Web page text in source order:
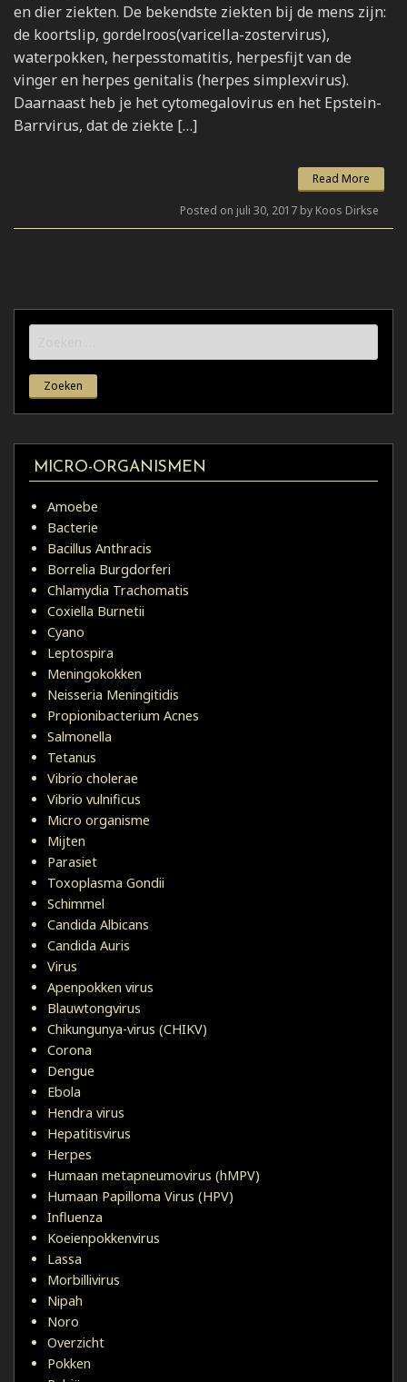
en dier ziekten. De bekendste ziekten bij de mens zijn:
de koortslip, gordelroos(varicella-zostervirus),
waterpokken, herpesstomatitis, herpesfijt van de
vinger en herpes genitalis (herpes simplexvirus).
Daarnaast heb je het cytomegalovirus en het Epstein-
Barrvirus, dat de ziekte […]
Read More
Posted on juli 30, 2017 by Koos Dirkse
naar:
MICRO-ORGANISMEN
Amoebe
Bacterie
Bacillus Anthracis
Borrelia Burgdorferi
Chlamydia Trachomatis
Coxiella Burnetii
Cyano
Leptospira
Meningokokken
Neisseria Meningitidis
Propionibacterium Acnes
Salmonella
Tetanus
Vibrio cholerae
Vibrio vulnificus
Micro organisme
Mijten
Parasiet
Toxoplasma Gondii
Schimmel
Candida Albicans
Candida Auris
Virus
Apenpokken virus
Blauwtongvirus
Chikungunya-virus (CHIKV)
Corona
Dengue
Ebola
Hendra virus
Hepatitisvirus
Herpes
Humaan metapneumovirus (hMPV)
Humaan Papilloma Virus (HPV)
Influenza
Koeienpokkenvirus
Lassa
Morbillivirus
Nipah
Noro
Overzicht
Pokken